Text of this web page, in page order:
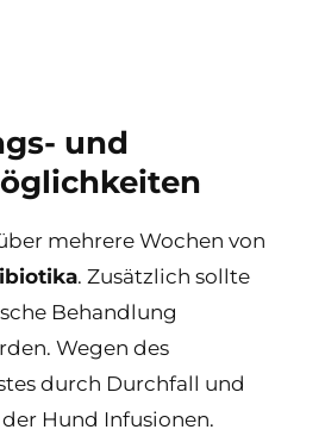
und
mehrere Wochen von
. Zusätzlich sollte
Behandlung
Wegen des
durch Durchfall und
Hund Infusionen.